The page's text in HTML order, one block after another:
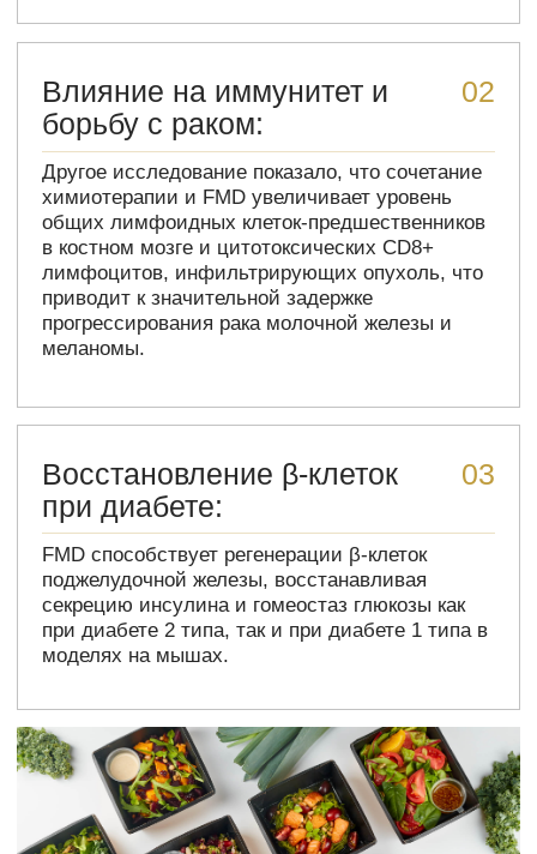
Интересные факты и
статистика о FMD
Снижение калорийности на 54-70%
дней каждый месяц. Это создает эффект голодания
Увеличение продолжительности
жизни на 11-14%
Исследования на мышах показали, что регулярное
применение FMD может увеличить
продолжительность жизни на 11-14%, что
эквивалентно 8-10 годам человеческой жизни.
Снижение уровня IGF-1 на 30-70%
FMD способствует снижению уровня
инсулиноподобного фактора роста-1 (IGF-1) на 30-
70%, что связано с уменьшением риска развития
рака и замедлением процессов старения.